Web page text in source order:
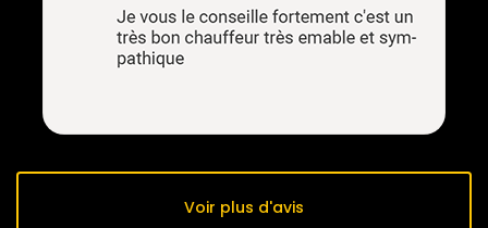
Voir plus d'avis